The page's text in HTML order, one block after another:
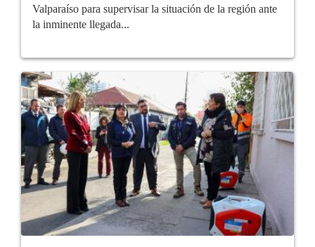
Valparaíso para supervisar la situación de la región ante
la inminente llegada...